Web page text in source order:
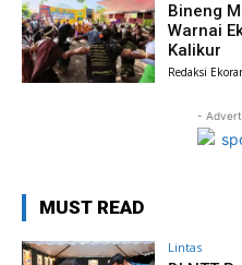
Bineng
Warnai
Kalikur
Redaksi
-
MUST READ
Lintas